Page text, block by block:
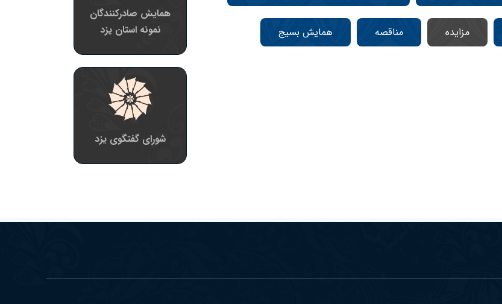
مزایده مناقصه همایش بسیج
همایش صادرکنندگان
نمونه استان یزد
شورای گفتگوی یزد